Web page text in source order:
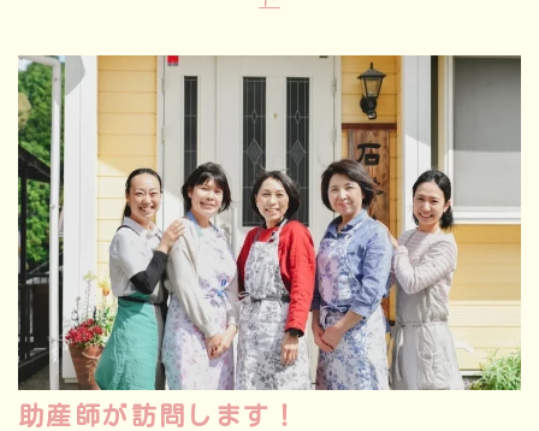
助産師が訪問します！